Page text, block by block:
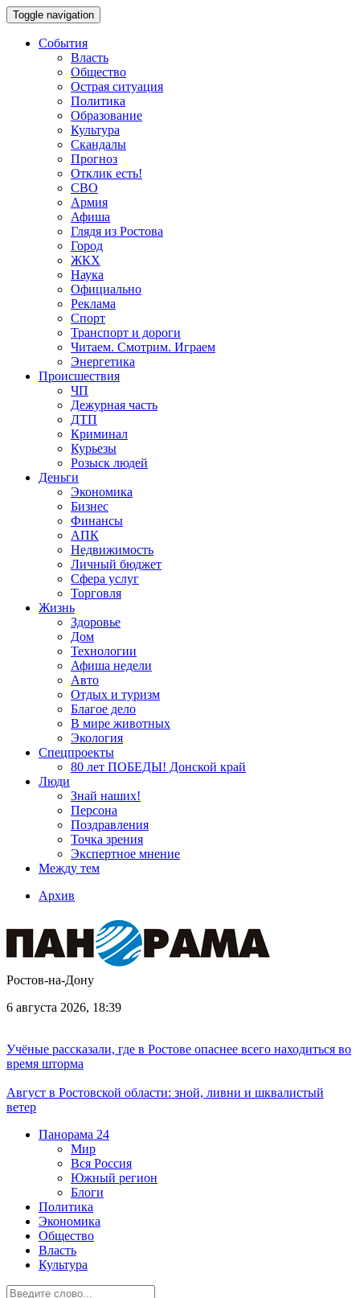
Toggle navigation
События
Власть
Общество
Острая ситуация
Политика
Образование
Культура
Скандалы
Прогноз
Отклик есть!
СВО
Армия
Афиша
Глядя из Ростова
Город
ЖКХ
Наука
Официально
Реклама
Спорт
Транспорт и дороги
Читаем. Смотрим. Играем
Энергетика
Происшествия
ЧП
Дежурная часть
ДТП
Криминал
Курьезы
Розыск людей
Деньги
Экономика
Бизнес
Финансы
АПК
Недвижимость
Личный бюджет
Сфера услуг
Торговля
Жизнь
Здоровье
Дом
Технологии
Афиша недели
Авто
Отдых и туризм
Благое дело
В мире животных
Экология
Спецпроекты
80 лет ПОБЕДЫ! Донской край
Люди
Знай наших!
Персона
Поздравления
Точка зрения
Экспертное мнение
Между тем
Архив
Ростов-на-Дону
6 августа 2026, 18:39
Учёные рассказали, где в Ростове опаснее всего находиться во
время шторма
Август в Ростовской области: зной, ливни и шквалистый
ветер
Панорама 24
Мир
Вся Россия
Южный регион
Блоги
Политика
Экономика
Общество
Власть
Культура